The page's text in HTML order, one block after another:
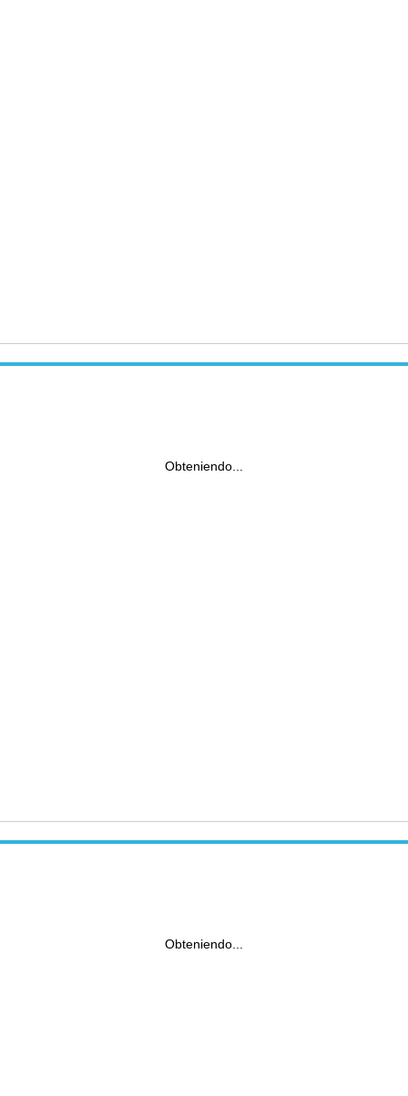
Obteniendo...
Obteniendo...